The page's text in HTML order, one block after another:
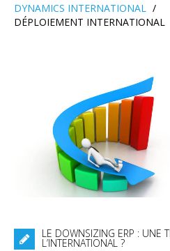
DYNAMICS INTERNATIONAL /
DÉPLOIEMENT INTERNATIONAL
LE DOWNSIZING ERP : UNE
L’INTERNATIONAL ?